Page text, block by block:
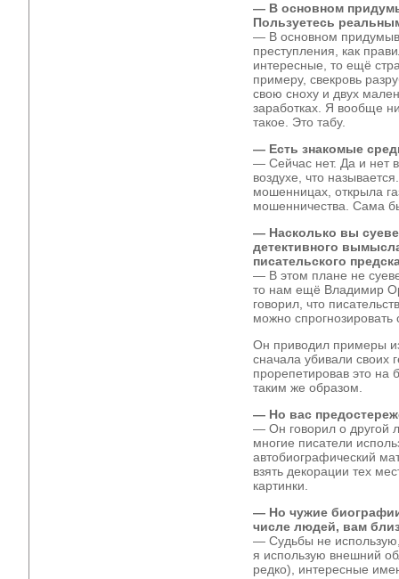
— В основном
Пользуетесь
— В основном
преступления, как
интересные, то ещё
примеру, свекровь
свою сноху и двух
заработках. Я вообще
такое. Это табу.
— Есть знакомые
— Сейчас нет. Да и нет
воздухе, что
мошенницах, открыла
мошенничества. Сама
— Насколько вы
детективного
писательского
— В этом плане не
то нам ещё Владимир
говорил, что
можно спрогнозировать
Он приводил примеры
сначала убивали своих
прорепетировав это на
таким же образом.
— Но вас
— Он говорил о другой
многие писатели
автобиографический
взять декорации тех
картинки.
— Но чужие
числе людей, вам
— Судьбы не использую,
я использую внешний
редко), интересные